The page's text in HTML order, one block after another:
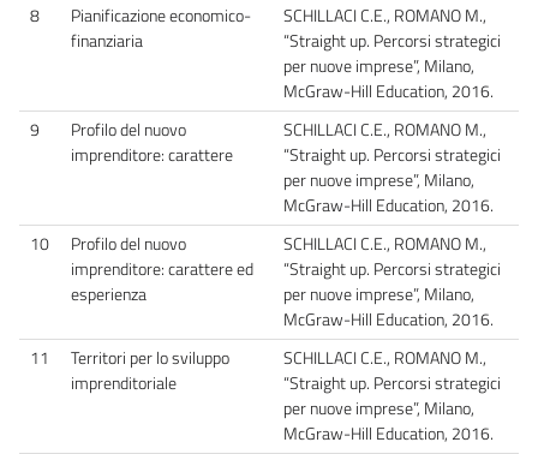
8
Pianificazione economico-
finanziaria
SCHILLACI C.E., ROMANO M.,
“Straight up. Percorsi strategici
per nuove imprese”, Milano,
McGraw-Hill Education, 2016.
9
Profilo del nuovo
imprenditore: carattere
SCHILLACI C.E., ROMANO M.,
“Straight up. Percorsi strategici
per nuove imprese”, Milano,
McGraw-Hill Education, 2016.
10
Profilo del nuovo
imprenditore: carattere ed
esperienza
SCHILLACI C.E., ROMANO M.,
“Straight up. Percorsi strategici
per nuove imprese”, Milano,
McGraw-Hill Education, 2016.
11
Territori per lo sviluppo
imprenditoriale
SCHILLACI C.E., ROMANO M.,
“Straight up. Percorsi strategici
per nuove imprese”, Milano,
McGraw-Hill Education, 2016.